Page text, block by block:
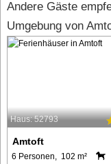
Andere Gäste
Umgebung von
Haus: 52793
Amtoft
6 Personen, 102 m²